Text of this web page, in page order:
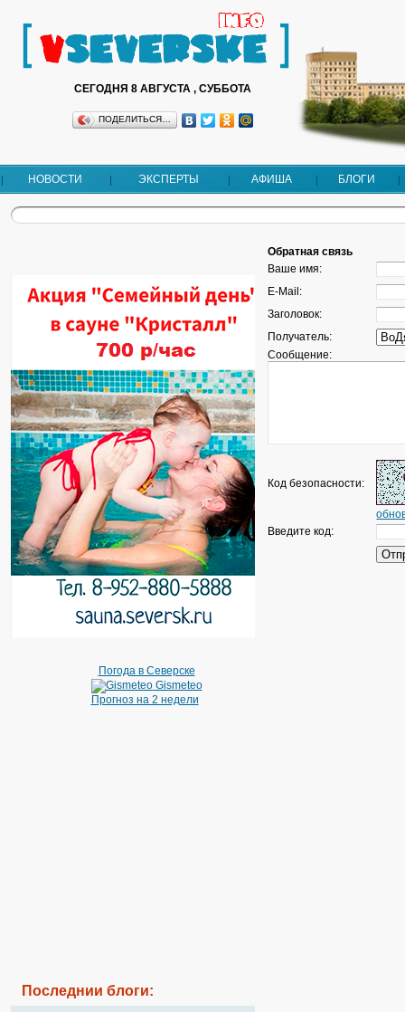
СЕГОДНЯ 8 АВГУСТА , СУББОТА
ПОДЕЛИТЬСЯ…
НОВОСТИ ЭКСПЕРТЫ АФИША БЛОГИ
Погода в Северске
Gismeteo
Прогноз на 2 недели
Последнии блоги:
Обратная связь
Ваше имя:
E-Mail:
Заголовок:
Получатель:
Сообщение:
Код безопасности:
Введите код: